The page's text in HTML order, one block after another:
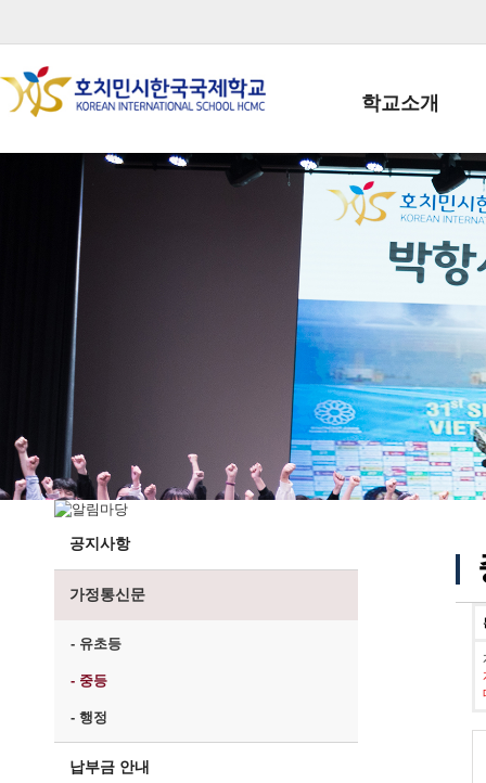
학교소개
학교장인사말
학생회장인사말
학교상징
학교 CI
교직원현황
학생현황
위치/전화
전경사진
공지사항
가정통신문
- 유초등
- 중등
- 행정
납부금 안내